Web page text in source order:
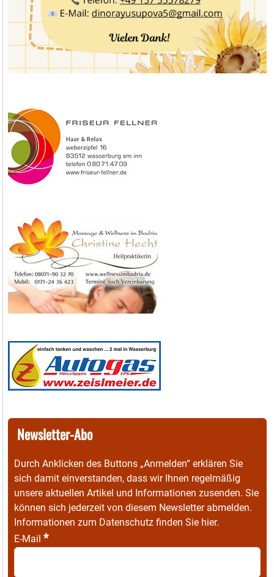
Newsletter-Abo
Durch Anklicken des Buttons „Anmelden“ erklären Sie
sich damit einverstanden, dass wir Ihnen regelmäßig
unsere aktuellen Artikel und Informationen zusenden. Sie
können sich jederzeit von diesem Newsletter abmelden.
Informationen zum Datenschutz finden Sie hier.
E-Mail *